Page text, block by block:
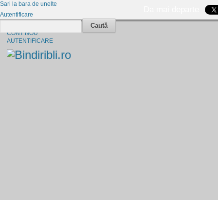
CONT NOU
AUTENTIFICARE
Sari la bara de unelte
Autentificare
Caută